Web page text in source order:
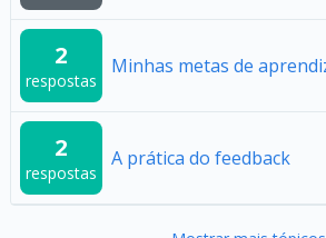
2
respostas
Minhas metas de
2
respostas
A prática do feedback